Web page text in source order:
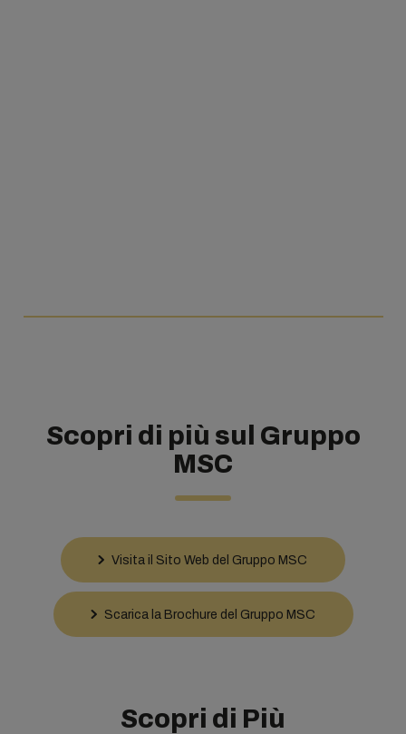
Scopri di più sul Gruppo
MSC
Visita il Sito Web del Gruppo MSC
Scarica la Brochure del Gruppo MSC
Scopri di Più